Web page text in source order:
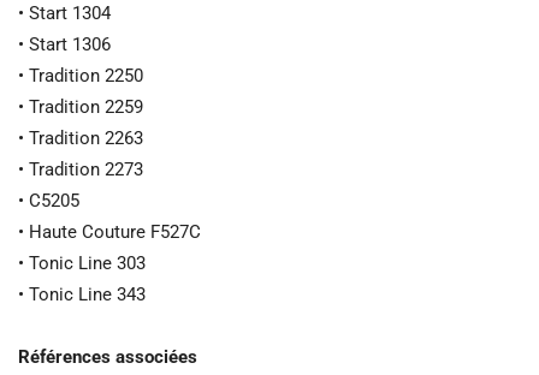
• Start 1304
• Start 1306
• Tradition 2250
• Tradition 2259
• Tradition 2263
• Tradition 2273
• C5205
• Haute Couture F527C
• Tonic Line 303
• Tonic Line 343
Références associées